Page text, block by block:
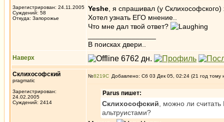
Зарегистрирован: 24.11.2005
Суждений: 58
Откуда: Запорожье
Yeshe , я спрашивал (у
Хотел узнать ЕГО мнение..
Что мне дал твой ответ?
В поисках двери..
Наверх
Склихософский
pragmatic
Зарегистрирован:
24.02.2005
Суждений: 2414
№8219 Добавлено: Сб 03 Дек 05, 02:24 (21 год тому
Parus пишет:
Склихософский , можно ли
альтруистами?